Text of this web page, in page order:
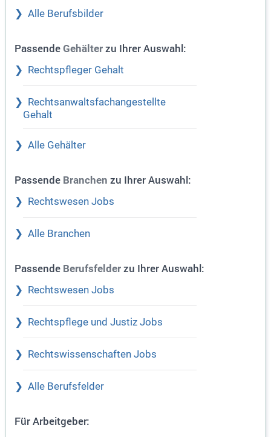
Alle Berufsbilder
Passende Gehälter zu Ihrer Auswahl:
Rechtspfleger Gehalt
Rechtsanwaltsfachangestellte
Gehalt
Alle Gehälter
Passende Branchen zu Ihrer Auswahl:
Rechtswesen Jobs
Alle Branchen
Passende Berufsfelder zu Ihrer Auswahl:
Rechtswesen Jobs
Rechtspflege und Justiz Jobs
Rechtswissenschaften Jobs
Alle Berufsfelder
Für Arbeitgeber: